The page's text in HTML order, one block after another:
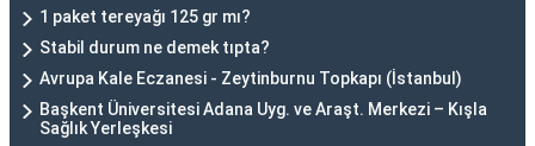
1 paket tereyağı 125 gr mı?
Stabil durum ne demek tıpta?
Avrupa Kale Eczanesi - Zeytinburnu Topkapı (İstanbul)
Başkent Üniversitesi Adana Uyg. ve Araşt. Merkezi – Kışla
Sağlık Yerleşkesi